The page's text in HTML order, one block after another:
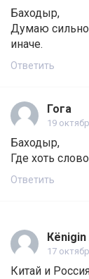
Баходыр,
Думаю сильно
иначе.
Ответить
Гога
19
Баходыр,
Где хоть
Ответить
17
Китай и